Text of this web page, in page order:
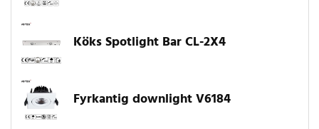
Köks Spotlight Bar CL-2X4
Fyrkantig downlight V6184